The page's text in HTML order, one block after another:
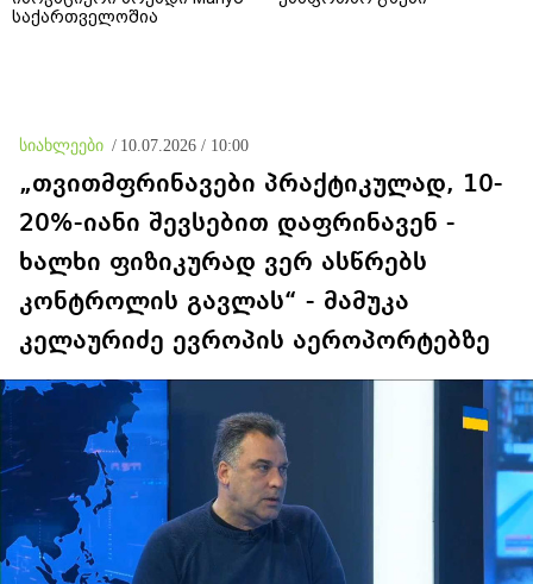
საქართველოშია
სიახლეები / 10.07.2026 / 10:00
„თვითმფრინავები პრაქტიკულად, 10-
20%-იანი შევსებით დაფრინავენ -
ხალხი ფიზიკურად ვერ ასწრებს
კონტროლის გავლას“ - მამუკა
კელაურიძე ევროპის აეროპორტებზე